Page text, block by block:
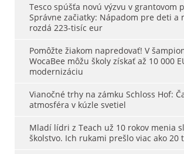
Tesco spúšťa novú výzvu v grantovom
Správne začiatky: Nápadom pre deti a
rozdá 223-tisíc eur
Pomôžte žiakom napredovať! V
WocaBee môžu školy získať až 10 000
modernizáciu
Vianočné trhy na zámku Schloss Hof:
atmosféra v kúzle svetiel
Mladí lídri z Teach už 10 rokov menia
školstvo. Ich rukami prešlo viac ako 20